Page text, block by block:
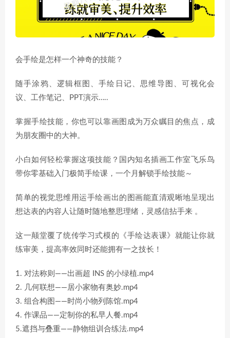
会手绘是怎样一个神奇的技能？
随手涂鸦、逻辑框图、手绘日记、思维导图、可视化会
议、工作笔记、PPT演示…..
掌握手绘技能，你也可以靠画图成为万众瞩目的焦点，成
为朋友圈中的大神。
小白如何轻松掌握这项技能？国内知名插画工作室飞乐鸟
带你零基础入门极简手绘课，一个月解锁手绘技能～
简单的视觉思维用运手绘画出的图画能直清观晰地呈现出
想达表的内容人让随时随地整思理绪，灵感信拈手来 。
这一颠堂覆了统传学习式模的《手绘达表课》就能让你就
练审美，提高率效同时还能拥有一之技长！
1. 对法称则——出画超 INS 的小绿植.mp4
2. 几何联想——居小家物有奥妙.mp4
3. 组合构图——时尚小物列陈馆.mp4
4. 作课品——定制你的私早人餐.mp4
5.遮挡与叠重——静物组训合练法.mp4